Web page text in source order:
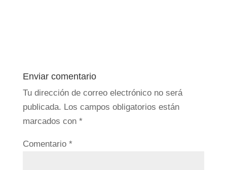
Enviar comentario
Tu dirección de correo electrónico no será
publicada. Los campos obligatorios están
marcados con *
Comentario *